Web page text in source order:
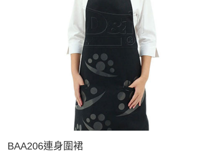
BAA206連身圍裙